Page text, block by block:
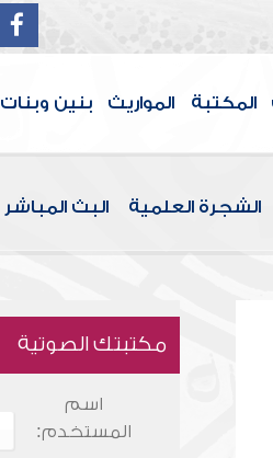
المكتبة المواريث بنين وبنات
الشجرة العلمية البث المباشر
مكتبتك الصوتية
اسم
المستخدم: